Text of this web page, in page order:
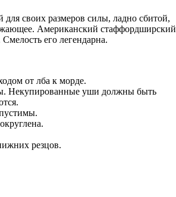
своих размеров силы, ладно сбитой,
Американский стаффордширский
его легендарна.
от лба к морде.
Некупированные уши должны быть
резцов.